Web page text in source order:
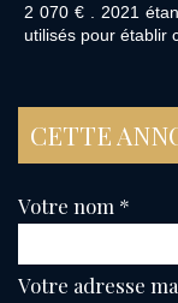
2 070 € . 2021
utilisés pour établir
CETTE
Votre nom *
Votre adresse